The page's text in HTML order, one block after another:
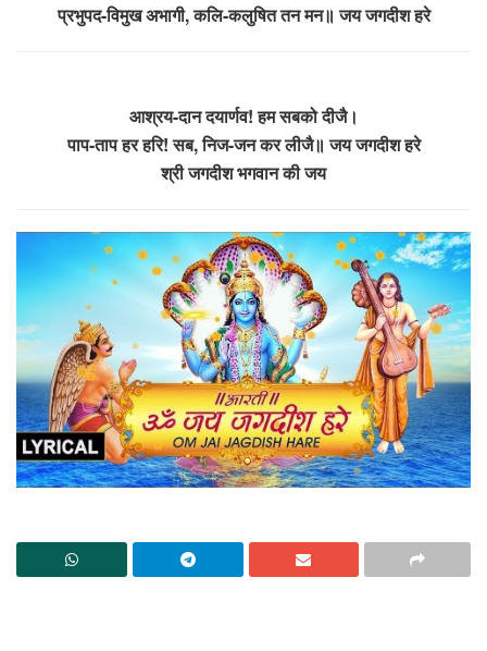
प्रभुपद-विमुख अभागी, कलि-कलुषित तन मन॥ जय जगदीश हरे
आश्रय-दान दयार्णव! हम सबको दीजै।
पाप-ताप हर हरि! सब, निज-जन कर लीजै॥ जय जगदीश हरे
श्री जगदीश भगवान की जय